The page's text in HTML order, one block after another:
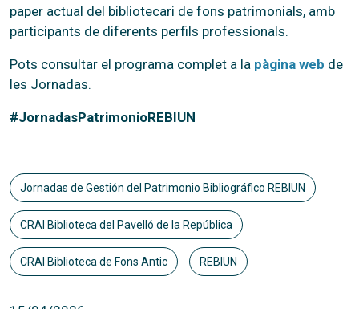
paper actual del bibliotecari de fons patrimonials, amb
participants de diferents perfils professionals.
Pots consultar el programa complet a la pàgina web de
les Jornadas.
#JornadasPatrimonioREBIUN
Jornadas de Gestión del Patrimonio Bibliográfico REBIUN
CRAI Biblioteca del Pavelló de la República
CRAI Biblioteca de Fons Antic REBIUN